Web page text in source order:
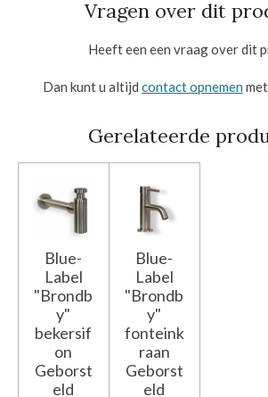
Vragen over dit
Heeft een een vraag over dit
Dan kunt u altijd contact opnemen
Gerelateerde
Blue-
Label
"Brondb
y"
bekersif
on
Geborst
eld
Blue-
Label
"Brondb
y"
fonteink
raan
Geborst
eld